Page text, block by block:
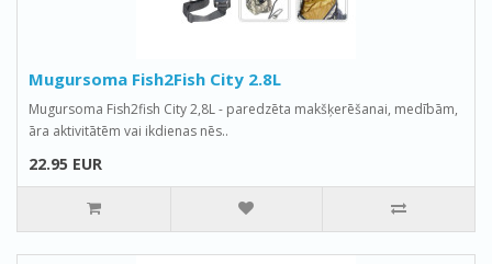
Mugursoma Fish2Fish City 2.8L
Mugursoma Fish2fish City 2,8L - paredzēta makšķerēšanai, medībām,
āra aktivitātēm vai ikdienas nēs..
22.95 EUR